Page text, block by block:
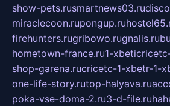
show-pets.rusmartnews03.ru
miraclecoon.rupongup.ru
firehunters.rugribowo.rugnalis.ru
hometown-france.ru1-
shop-garena.rucricetc-1-xbetr-1-
one-life-story.rutop-halyava.ru
poka-vse-doma-2.ru3-d-file.ru